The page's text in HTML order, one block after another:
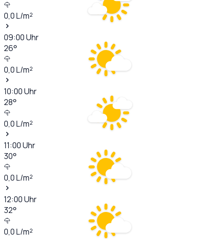
0,0L/m²
09:00Uhr
26°
0,0L/m²
10:00Uhr
28°
0,0L/m²
11:00Uhr
30°
0,0L/m²
12:00Uhr
32°
0,0L/m²